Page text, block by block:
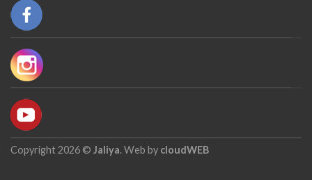
Copyright 2026 © Jaliya. Web by cloudWEB